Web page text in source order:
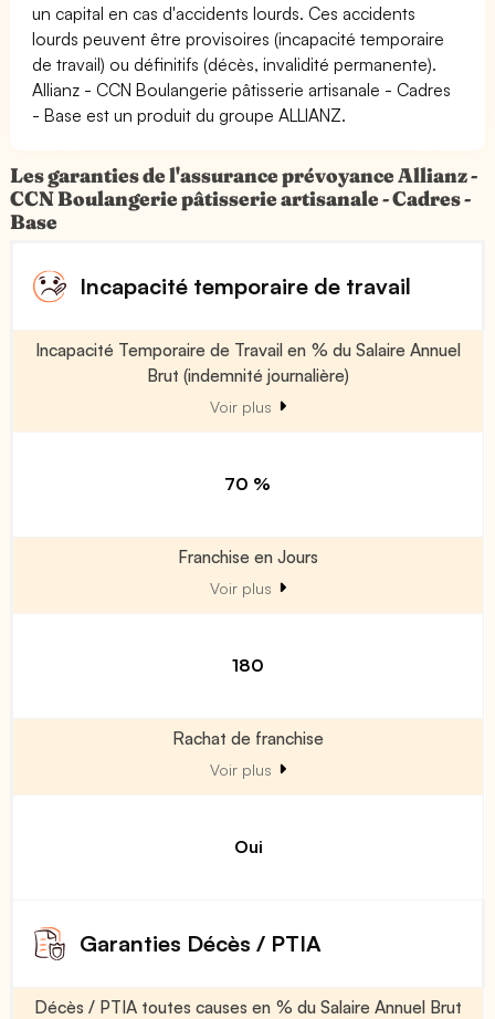
un capital en cas d'accidents lourds. Ces accidents
lourds peuvent être provisoires (incapacité temporaire
de travail) ou définitifs (décès, invalidité permanente).
Allianz - CCN Boulangerie pâtisserie artisanale - Cadres
- Base est un produit du groupe ALLIANZ.
Les garanties de l'assurance prévoyance Allianz -
CCN Boulangerie pâtisserie artisanale - Cadres -
Base
Incapacité temporaire de travail
Incapacité Temporaire de Travail en % du Salaire Annuel
Brut (indemnité journalière)
Voir plus
70 %
Franchise en Jours
Voir plus
180
Rachat de franchise
Voir plus
Oui
Garanties Décès / PTIA
Décès / PTIA toutes causes en % du Salaire Annuel Brut